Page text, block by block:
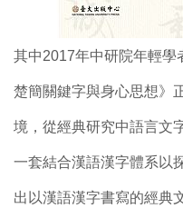
其中2017年中研院年輕
楚簡關鍵字與身心思想》
境，從經典研究中語言文
一套結合漢語漢字體系以
出以漢語漢字書寫的經典